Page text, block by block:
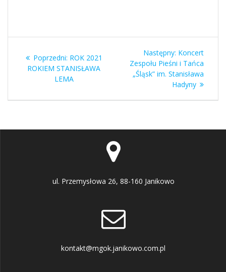
wpisu
Poprzedni: Poprzedni
wpis:
ROK 2021
ROKIEM STANISŁAWA
LEMA
Następny: Następny
wpis:
Koncert
Zespołu Pieśni i Tańca
„Śląsk” im. Stanisława
Hadyny
ul. Przemysłowa 26, 88-160 Janikowo
kontakt@mgok.janikowo.com.pl